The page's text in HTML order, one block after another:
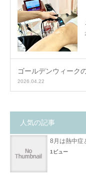
ゴールデンウィーク
2026.04.22
人気の記事
8月は熱中症
1ビュー